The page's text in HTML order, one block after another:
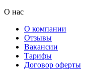
О нас
О компании
Отзывы
Вакансии
Тарифы
Договор оферты